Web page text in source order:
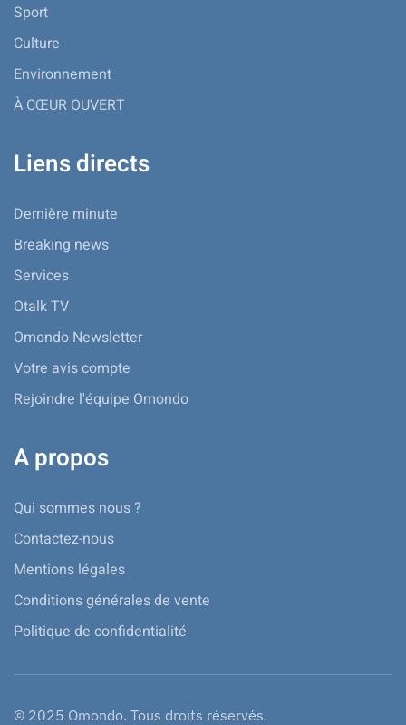
Sport
Culture
Environnement
À CŒUR OUVERT
Liens directs
Dernière minute
Breaking news
Services
Otalk TV
Omondo Newsletter
Votre avis compte
Rejoindre l'équipe Omondo
A propos
Qui sommes nous ?
Contactez-nous
Mentions légales
Conditions générales de vente
Politique de confidentialité
© 2025 Omondo. Tous droits réservés.